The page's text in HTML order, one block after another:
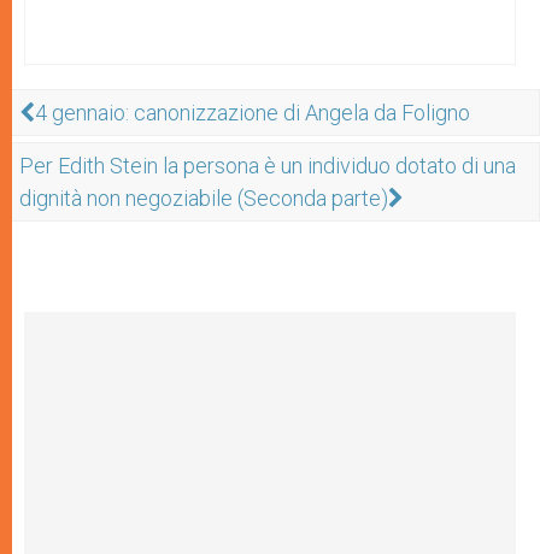
4 gennaio: canonizzazione di Angela da Foligno
Per Edith Stein la persona è un individuo dotato di una
dignità non negoziabile (Seconda parte)